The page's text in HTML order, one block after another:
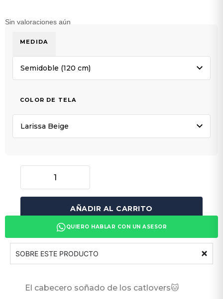
Sin valoraciones aún
MEDIDA
COLOR DE TELA
AÑADIR AL CARRITO
QUIERO HABLAR CON UN ASESOR
SOBRE ESTE PRODUCTO
El cabecero soñado de los catlovers🐱